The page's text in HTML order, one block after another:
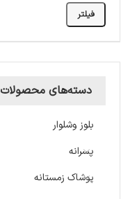
فیلتر
دسته‌های محصولات
بلوز وشلوار
پسرانه
پوشاک زمستانه